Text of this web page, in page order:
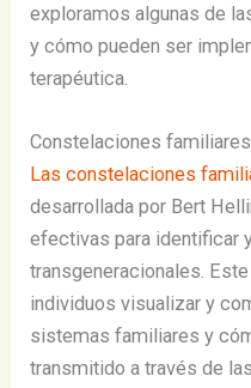
exploramos algunas de
y cómo pueden ser
terapéutica.
Constelaciones familiares
Las constelaciones
desarrollada por Bert
efectivas para identificar
transgeneracionales.
individuos visualizar y
sistemas familiares y
transmitido a través de